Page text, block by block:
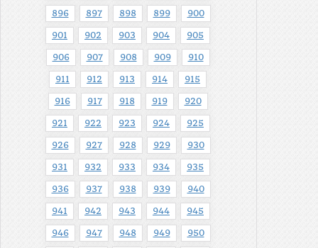
896 897 898 899 900
901 902 903 904 905
906 907 908 909 910
911 912 913 914 915
916 917 918 919 920
921 922 923 924 925
926 927 928 929 930
931 932 933 934 935
936 937 938 939 940
941 942 943 944 945
946 947 948 949 950